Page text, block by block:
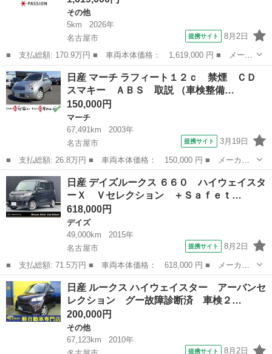
その他
5km
2026年
名古屋市
提携サイト 8月2日
■ 支払総額: 170.9万円 ■ 車両本体価格： 1,619,000 円 ■ メーカ
ー名： 日産 ■ 車種名： ルークス ■ グレード名： Ｘ 届出済
未使用車 両側スライド片側電動スライド 衝突軽減ブレーキ オー
トライト...
愛知 名古屋市
日産 マーチ ラフィート１２ｃ 禁煙 ＣＤ
スマキー ＡＢＳ 取説 （車検整備…
150,000円
マーチ
67,491km
2003年
名古屋市
提携サイト 3月19日
■ 支払総額: 26.8万円 ■ 車両本体価格： 150,000 円 ■ メーカー
名： 日産 ■ 車種名： マーチ ■ グレード名： ラフィート１２
ｃ 禁煙 ＣＤ スマキー ＡＢＳ 取説 ■ 排気量： 1200cc ■
ド...
愛知 名古屋市 マーチ
日産 デイズルークス ６６０ ハイウェイスタ
ーＸ Ｖセレクション ＋Ｓａｆｅｔ…
618,000円
デイズ
49,000km
2015年
名古屋市
提携サイト 8月2日
■ 支払総額: 71.5万円 ■ 車両本体価格： 618,000 円 ■ メーカー
名： 日産 ■ 車種名： デイズルークス ■ グレード名： ６６
０ ハイウェイスターＸ Ｖセレクション ＋ＳａｆｅｔｙＩ キセ
ノン純正ナビ全...
愛知 名古屋市 デイズ
日産 ルークス ハイウェイスター アーバンセ
レクション グー故障診断済 車検２…
200,000円
その他
67,123km
2010年
提携サイト 8月2日